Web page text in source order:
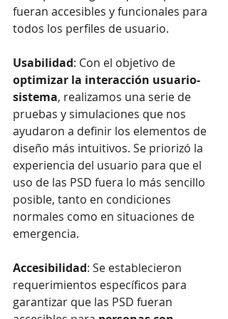
fueran accesibles y funcionales para
todos los perfiles de usuario.
Usabilidad: Con el objetivo de
optimizar la interacción usuario-
sistema, realizamos una serie de
pruebas y simulaciones que nos
ayudaron a definir los elementos de
diseño más intuitivos. Se priorizó la
experiencia del usuario para que el
uso de las PSD fuera lo más sencillo
posible, tanto en condiciones
normales como en situaciones de
emergencia.
Accesibilidad: Se establecieron
requerimientos específicos para
garantizar que las PSD fueran